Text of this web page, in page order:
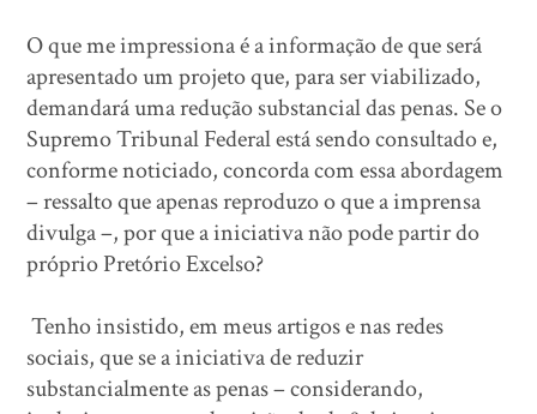
O que me impressiona é a informação de que será
apresentado um projeto que, para ser viabilizado,
demandará uma redução substancial das penas. Se o
Supremo Tribunal Federal está sendo consultado e,
conforme noticiado, concorda com essa abordagem
– ressalto que apenas reproduzo o que a imprensa
divulga –, por que a iniciativa não pode partir do
próprio Pretório Excelso?
Tenho insistido, em meus artigos e nas redes
sociais, que se a iniciativa de reduzir
substancialmente as penas – considerando,